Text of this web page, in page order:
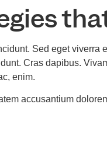
Sed eget viverra
Cras dapibus.
enim.
accusantium